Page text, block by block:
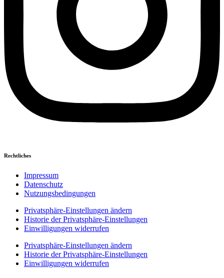
Rechtliches
Impressum
Datenschutz
Nutzungsbedingungen
Privatsphäre-Einstellungen ändern
Historie der Privatsphäre-Einstellungen
Einwilligungen widerrufen
Privatsphäre-Einstellungen ändern
Historie der Privatsphäre-Einstellungen
Einwilligungen widerrufen